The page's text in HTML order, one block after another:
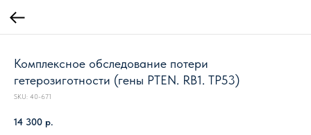
Комплексное обследование потери
гетерозиготности (гены PTEN. RB1. TP53)
SKU: 40-671
14 300 р.